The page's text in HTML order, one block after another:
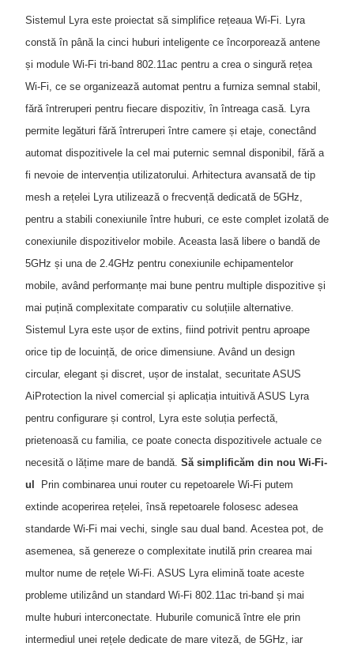
Sistemul Lyra este proiectat să simplifice rețeaua Wi-Fi. Lyra
constă în până la cinci huburi inteligente ce încorporează antene
și module Wi-Fi tri-band 802.11ac pentru a crea o singură rețea
Wi-Fi, ce se organizează automat pentru a furniza semnal stabil,
fără întreruperi pentru fiecare dispozitiv, în întreaga casă. Lyra
permite legături fără întreruperi între camere și etaje, conectând
automat dispozitivele la cel mai puternic semnal disponibil, fără a
fi nevoie de intervenția utilizatorului. Arhitectura avansată de tip
mesh a rețelei Lyra utilizează o frecvență dedicată de 5GHz,
pentru a stabili conexiunile între huburi, ce este complet izolată de
conexiunile dispozitivelor mobile. Aceasta lasă libere o bandă de
5GHz și una de 2.4GHz pentru conexiunile echipamentelor
mobile, având performanțe mai bune pentru multiple dispozitive și
mai puțină complexitate comparativ cu soluțiile alternative.
Sistemul Lyra este ușor de extins, fiind potrivit pentru aproape
orice tip de locuință, de orice dimensiune. Având un design
circular, elegant și discret, ușor de instalat, securitate ASUS
AiProtection la nivel comercial și aplicația intuitivă ASUS Lyra
pentru configurare și control, Lyra este soluția perfectă,
prietenoasă cu familia, ce poate conecta dispozitivele actuale ce
necesită o lățime mare de bandă. Să simplificăm din nou Wi-Fi-
ul
Prin combinarea unui router cu repetoarele Wi-Fi putem
extinde acoperirea rețelei, însă repetoarele folosesc adesea
standarde Wi-Fi mai vechi, single sau dual band. Acestea pot, de
asemenea, să genereze o complexitate inutilă prin crearea mai
multor nume de rețele Wi-Fi. ASUS Lyra elimină toate aceste
probleme utilizând un standard Wi-Fi 802.11ac tri-band și mai
multe huburi interconectate. Huburile comunică între ele prin
intermediul unei rețele dedicate de mare viteză, de 5GHz, iar